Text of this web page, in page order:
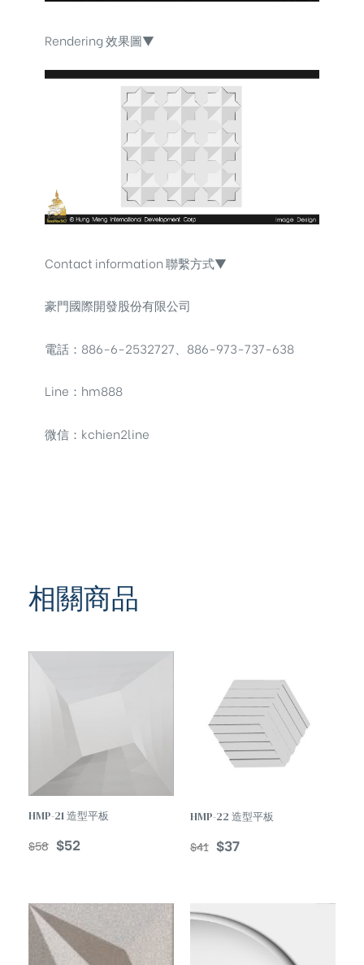
Rendering 效果圖▼
Contact information 聯繫方式▼
豪門國際開發股份有限公司
電話：886-6-2532727、886-973-737-638
Line：hm888
微信：kchien2line
相關商品
HMP-21 造型平板
$58 $52
HMP-22 造型平板
$41 $37
TREND